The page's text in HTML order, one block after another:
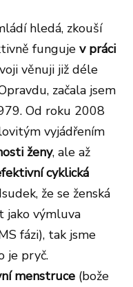
hledá, zkouší
funguje v práci
věnuji již déle
začala jsem
Od roku 2008
vyjádřením
ženy, ale až
cyklická
že se ženská
jako výmluva
fázi), tak jsme
je pryč.
menstruce (bože